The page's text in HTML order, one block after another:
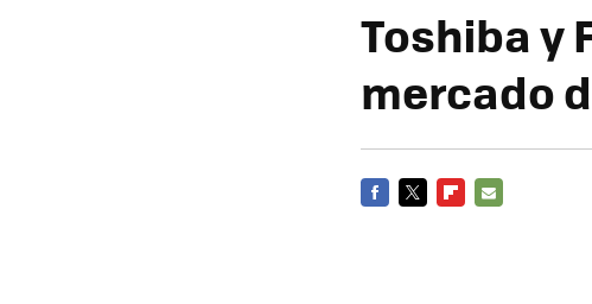
Toshiba y
mercado